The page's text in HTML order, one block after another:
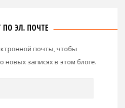
ПО ЭЛ. ПОЧТЕ
почты, чтобы
новых записях в этом блоге.